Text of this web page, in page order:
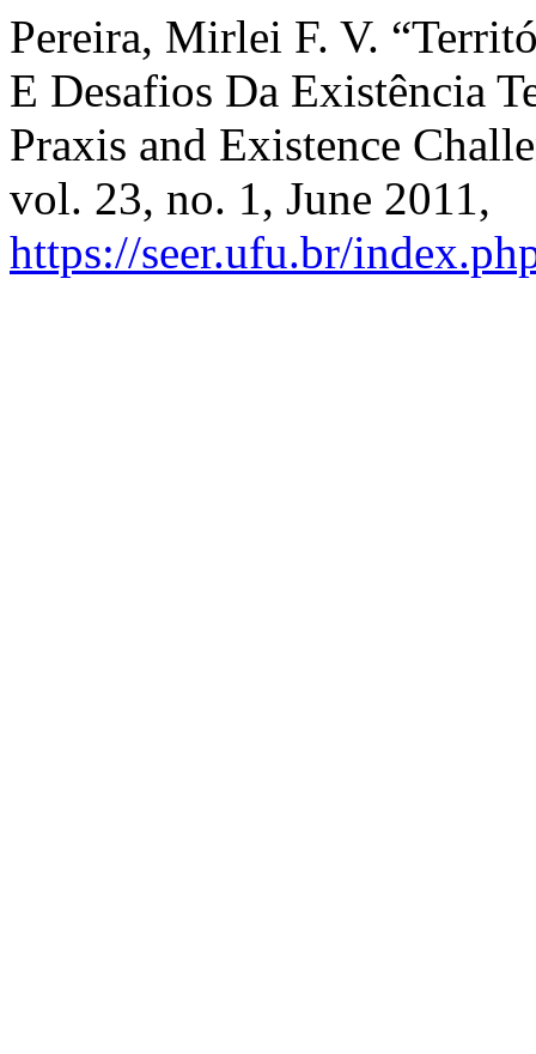
Pereira, Mirlei F. V.
E Desafios Da Existência
Praxis and Existence
vol. 23, no. 1, June 2011,
https://seer.ufu.br/